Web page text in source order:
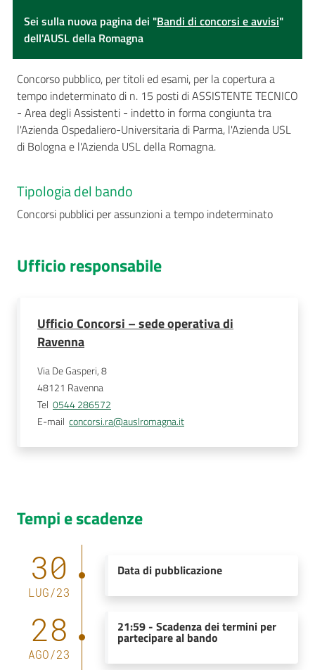
Sei sulla nuova pagina dei "Bandi di concorsi e avvisi"
dell'AUSL della Romagna
Concorso pubblico, per titoli ed esami, per la copertura a
tempo indeterminato di n. 15 posti di ASSISTENTE TECNICO
- Area degli Assistenti - indetto in forma congiunta tra
l'Azienda Ospedaliero-Universitaria di Parma, l'Azienda USL
di Bologna e l'Azienda USL della Romagna.
Tipologia del bando
Concorsi pubblici per assunzioni a tempo indeterminato
Ufficio responsabile
Ufficio Concorsi – sede operativa di
Ravenna
Via De Gasperi, 8
48121 Ravenna
Tel 0544 286572
E-mail concorsi.ra@auslromagna.it
Tempi e scadenze
30
LUG/23
Data di pubblicazione
28
AGO/23
21:59- Scadenza dei termini per
partecipare al bando